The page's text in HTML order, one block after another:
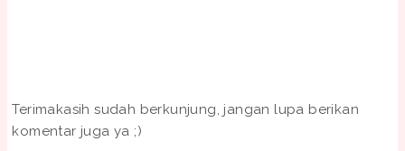
Terimakasih sudah berkunjung, jangan lupa berikan
komentar juga ya ;)